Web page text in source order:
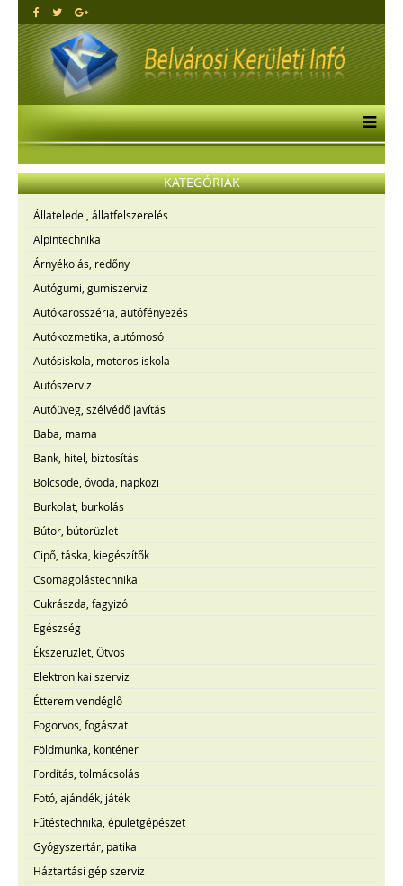
KATEGÓRIÁK
Állateledel, állatfelszerelés
Alpintechnika
Árnyékolás, redőny
Autógumi, gumiszerviz
Autókarosszéria, autófényezés
Autókozmetika, autómosó
Autósiskola, motoros iskola
Autószerviz
Autóüveg, szélvédő javítás
Baba, mama
Bank, hitel, biztosítás
Bölcsöde, óvoda, napközi
Burkolat, burkolás
Bútor, bútorüzlet
Cipő, táska, kiegészítők
Csomagolástechnika
Cukrászda, fagyizó
Egészség
Ékszerüzlet, Ötvös
Elektronikai szerviz
Étterem vendéglő
Fogorvos, fogászat
Földmunka, konténer
Fordítás, tolmácsolás
Fotó, ajándék, játék
Fűtéstechnika, épületgépészet
Gyógyszertár, patika
Háztartási gép szerviz